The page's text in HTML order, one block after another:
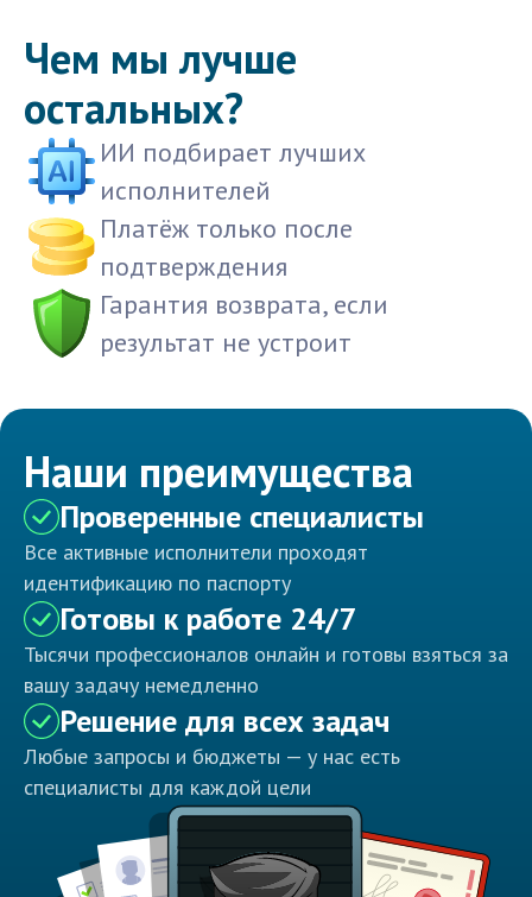
Чем мы лучше
остальных?
ИИ подбирает лучших
исполнителей
Платёж только после
подтверждения
Гарантия возврата, если
результат не устроит
Наши преимущества
Проверенные специалисты
Все активные исполнители проходят
идентификацию по паспорту
Готовы к работе 24/7
Тысячи профессионалов онлайн и готовы взяться за
вашу задачу немедленно
Решение для всех задач
Любые запросы и бюджеты — у нас есть
специалисты для каждой цели